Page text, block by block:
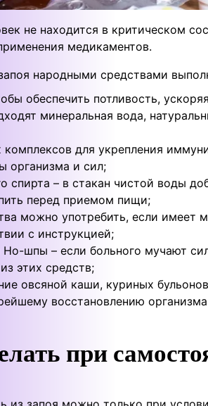
не находится в критическом
медикаментов.
народными средствами
обеспечить потливость,
минеральная вода,
для укрепления
организма и сил;
спирта – в стакан чистой воды
перед приемом пищи;
можно употребить, если
с инструкцией;
Но-шпы – если больного мучают
этих средств;
овсяной каши, куриных
восстановлению
при